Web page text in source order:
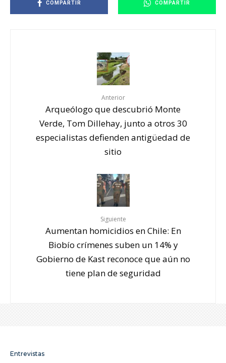
COMPARTIR COMPARTIR
Anterior
Arqueólogo que descubrió Monte
Verde, Tom Dillehay, junto a otros 30
especialistas defienden antigüedad de
sitio
Siguiente
Aumentan homicidios en Chile: En
Biobío crímenes suben un 14% y
Gobierno de Kast reconoce que aún no
tiene plan de seguridad
Entrevistas